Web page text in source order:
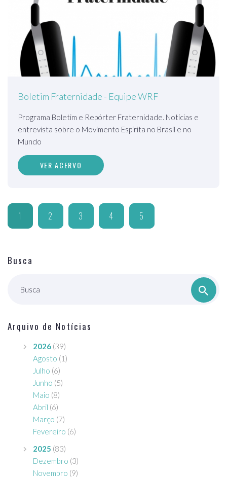
Boletim Fraternidade - Equipe WRF
Programa Boletim e Repórter Fraternidade. Notícias e
entrevista sobre o Movimento Espírita no Brasil e no
Mundo
VER ACERVO
1 2 3 4 5
Busca
Busca
Arquivo de Notícias
2026 (39)
Agosto (1)
Julho (6)
Junho (5)
Maio (8)
Abril (6)
Março (7)
Fevereiro (6)
2025 (83)
Dezembro (3)
Novembro (9)